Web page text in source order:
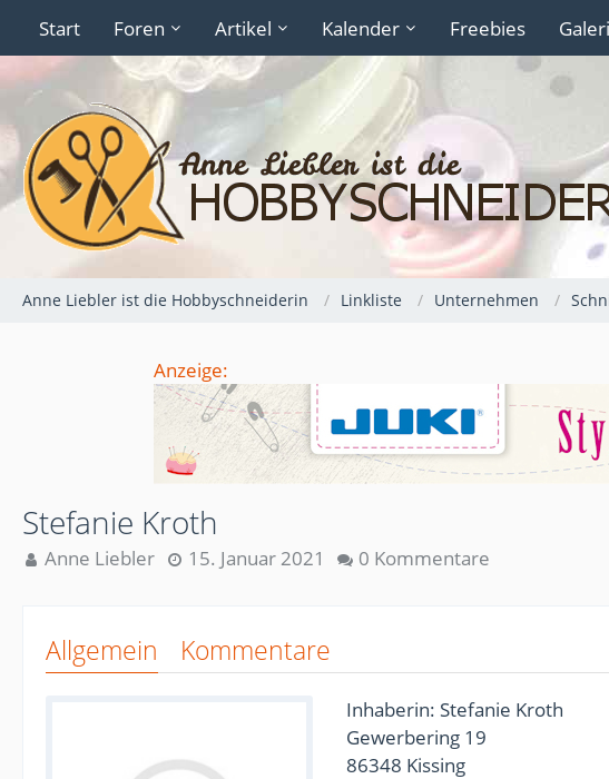
Start Foren Artikel Kalender Freebies
Anne Liebler ist die Hobbyschneiderin Linkliste Unternehmen
Anzeige:
Stefanie Kroth
Anne Liebler 15. Januar 2021 0 Kommentare
Allgemein Kommentare
Inhaberin: Stefanie Kroth
Gewerbering 19
86348 Kissing